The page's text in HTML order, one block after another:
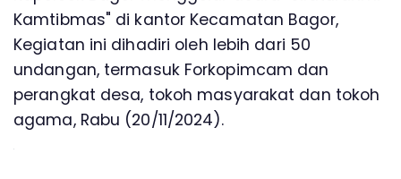
Kamtibmas" di kantor Kecamatan Bagor,
Kegiatan ini dihadiri oleh lebih dari 50
undangan, termasuk Forkopimcam dan
perangkat desa, tokoh masyarakat dan tokoh
agama, Rabu (20/11/2024).